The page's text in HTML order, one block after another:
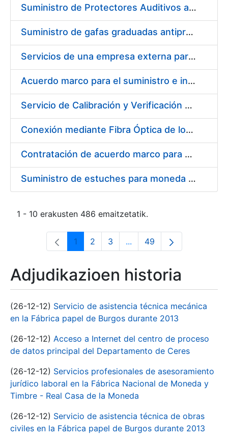
Suministro de Protectores Auditivos a medida para las personas trabajadoras de los Centros de Trabajo de Madrid y Burgos
Suministro de gafas graduadas antiproyecciones para los trabajadores de la FNMT-RCM en los centros de trabajo de Madrid y Burgos
Servicios de una empresa externa para el asesoramiento y resolución de los recursos de alzada que se presentan relacionados con procesos de selección para la FNMT-RCM
Acuerdo marco para el suministro e instalación de persianas, estores y otros complementos
Servicio de Calibración y Verificación Externa de los Equipos de Medición del Servicio de Prevención de la FNMT-RCM
Conexión mediante Fibra Óptica de los Centros de Proceso de Datos (CPDs) de las sedes de la FNMT-RCM de Burgos y Madrid
Contratación de acuerdo marco para el Suministro de Material de Electricidad para la Fábrica Nacional de Moneda y Timbre-Real Casa de la Moneda en su centro de trabajo de Burgos
Suministro de estuches para moneda de 30 €
1 - 10 erakusten 486 emaitzetatik.
Orrialdea
1 Orrialdea
2 Orrialdea
3 ...Intermediate Pages Use
Orrialdea
49
Adjudikazioen historia
(26-12-12) Servicio de asistencia técnica mecánica
en la Fábrica papel de Burgos durante 2013
(26-12-12) Acceso a Internet del centro de proceso
de datos principal del Departamento de Ceres
(26-12-12) Servicios profesionales de asesoramiento
jurídico laboral en la Fábrica Nacional de Moneda y
Timbre - Real Casa de la Moneda
(26-12-12) Servicio de asistencia técnica de obras
civiles en la Fábrica papel de Burgos durante 2013